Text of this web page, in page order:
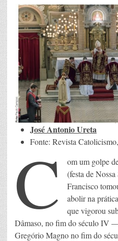
José Antonio Ureta
Fonte: Revista
C
om um golpe
(festa de
Francisco
abolir na
que vigorou
Dâmaso, no fim do século IV
Gregório Magno no fim do